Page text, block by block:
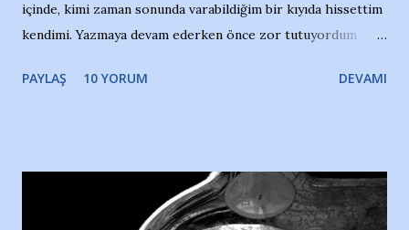
içinde, kimi zaman sonunda varabildiğim bir kıyıda hissettim
kendimi. Yazmaya devam ederken önce zor tutuyordum
Yazımı, ağlayarak bitirebildim ancak…Kendisinin web
Nesrin’in Hikayesi’ne başlıyorum… 1964 Adana Yüzme
havuzunun kenarında 7 yaşında kara kuru bir kız çocuğu
PAYLAŞ 10 YORUM DEVAMI